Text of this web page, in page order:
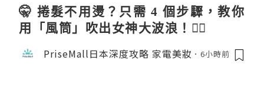
🤫 捲髮不用燙？只需 4 個步驟，教你
用「風筒」吹出女神大波浪！💇‍♀️
PriseMall日本深度攻略 家電美妝 6小時前